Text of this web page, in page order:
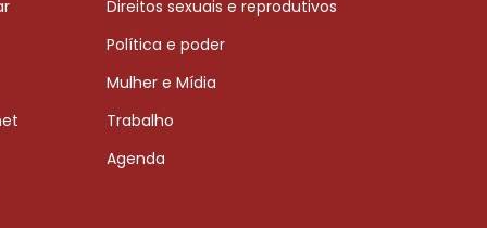
Direitos sexuais e reprodutivos
Política e poder
Mulher e Mídia
Trabalho
Agenda